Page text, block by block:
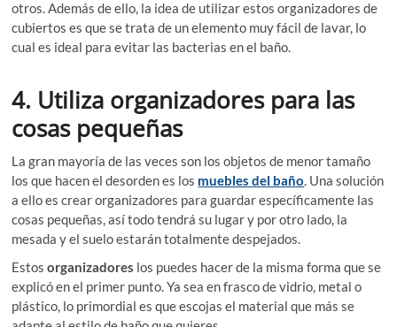
otros. Además de ello, la idea de utilizar estos organizadores de
cubiertos es que se trata de un elemento muy fácil de lavar, lo
cual es ideal para evitar las bacterias en el baño.
4. Utiliza organizadores para las
cosas pequeñas
La gran mayoría de las veces son los objetos de menor tamaño
los que hacen el desorden es los muebles del baño. Una solución
a ello es crear organizadores para guardar específicamente las
cosas pequeñas, así todo tendrá su lugar y por otro lado, la
mesada y el suelo estarán totalmente despejados.
Estosorganizadores los puedes hacer de la misma forma que se
explicó en el primer punto. Ya sea en frasco de vidrio, metal o
plástico, lo primordial es que escojas el material que más se